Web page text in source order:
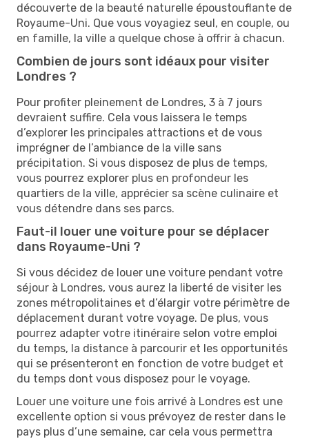
découverte de la beauté naturelle époustouflante de
Royaume-Uni. Que vous voyagiez seul, en couple, ou
en famille, la ville a quelque chose à offrir à chacun.
Combien de jours sont idéaux pour visiter
Londres ?
Pour profiter pleinement de Londres, 3 à 7 jours
devraient suffire. Cela vous laissera le temps
d’explorer les principales attractions et de vous
imprégner de l’ambiance de la ville sans
précipitation. Si vous disposez de plus de temps,
vous pourrez explorer plus en profondeur les
quartiers de la ville, apprécier sa scène culinaire et
vous détendre dans ses parcs.
Faut-il louer une voiture pour se déplacer
dans Royaume-Uni ?
Si vous décidez de louer une voiture pendant votre
séjour à Londres, vous aurez la liberté de visiter les
zones métropolitaines et d’élargir votre périmètre de
déplacement durant votre voyage. De plus, vous
pourrez adapter votre itinéraire selon votre emploi
du temps, la distance à parcourir et les opportunités
qui se présenteront en fonction de votre budget et
du temps dont vous disposez pour le voyage.
Louer une voiture une fois arrivé à Londres est une
excellente option si vous prévoyez de rester dans le
pays plus d’une semaine, car cela vous permettra